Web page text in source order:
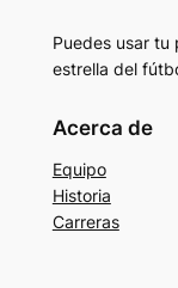
Puedes usar tu
estrella del
Acerca de
Equipo
Historia
Carreras